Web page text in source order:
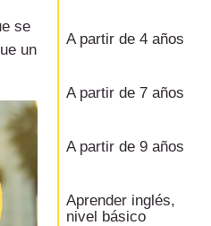
se
un
A partir de 4 años
A partir de 7 años
A partir de 9 años
Aprender inglés,
nivel básico